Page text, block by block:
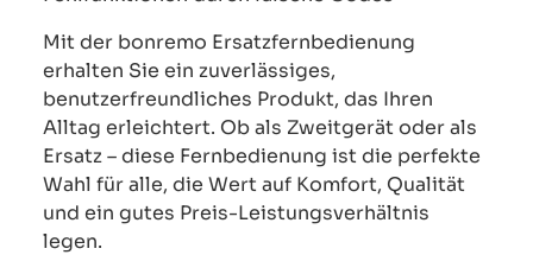
Mit der bonremo Ersatzfernbedienung
erhalten Sie ein zuverlässiges,
benutzerfreundliches Produkt, das Ihren
Alltag erleichtert. Ob als Zweitgerät oder als
Ersatz – diese Fernbedienung ist die perfekte
Wahl für alle, die Wert auf Komfort, Qualität
und ein gutes Preis-Leistungsverhältnis
legen.